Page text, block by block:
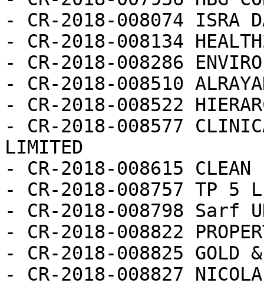
- CR-2018-008074 ISRA
- CR-2018-008134
- CR-2018-008286
- CR-2018-008510
- CR-2018-008522
- CR-2018-008577
LIMITED
- CR-2018-008615 CLEAN
- CR-2018-008757 TP 5
- CR-2018-008798 Sarf
- CR-2018-008822
- CR-2018-008825 GOLD &
- CR-2018-008827